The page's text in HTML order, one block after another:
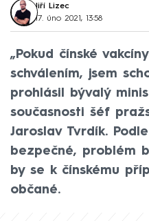
Jiří Lizec
17. úno 2021, 13:58
„Pokud čínské
schválením, jsem
prohlásil bývalý
současnosti šéf
Jaroslav Tvrdík.
bezpečné, problém
by se k čínskému
občané.